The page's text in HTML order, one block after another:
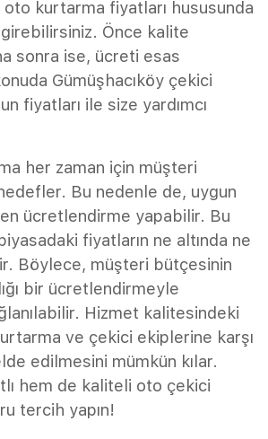
oto kurtarma fiyatları hususunda
Önce kalite
sonra ise, ücreti esas
Gümüşhacıköy çekici
fiyatları ile size yardımcı
her zaman için müşteri
Bu nedenle de, uygun
ücretlendirme yapabilir. Bu
fiyatların ne altında ne
Böylece, müşteri bütçesinin
bir ücretlendirmeyle
Hizmet kalitesindeki
ve çekici ekiplerine karşı
edilmesini mümkün kılar.
hem de kaliteli oto çekici
tercih yapın!